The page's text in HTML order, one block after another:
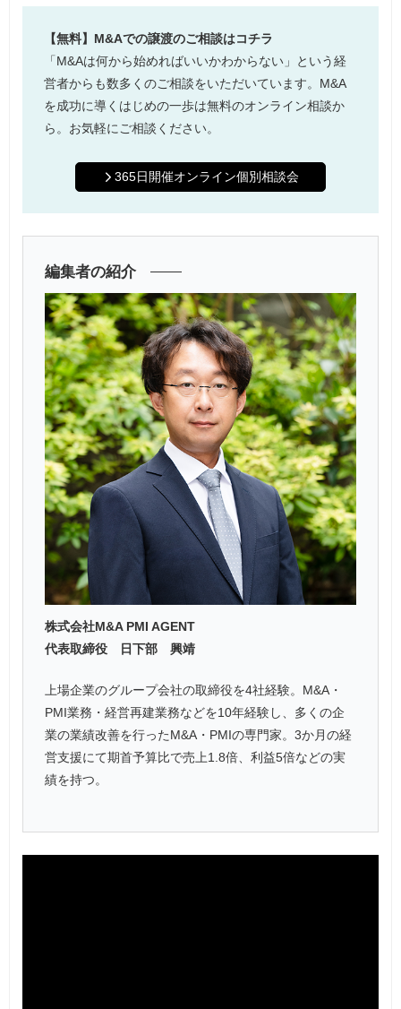
【無料】M&Aでの譲渡のご相談はコチラ
「M&Aは何から始めればいいかわからない」という経
営者からも数多くのご相談をいただいています。M&A
を成功に導くはじめの一歩は無料のオンライン相談か
ら。お気軽にご相談ください。
365日開催オンライン個別相談会
編集者の紹介
株式会社M&A PMI AGENT
代表取締役 日下部 興靖
上場企業のグループ会社の取締役を4社経験。M&A・
PMI業務・経営再建業務などを10年経験し、多くの企
業の業績改善を行ったM&A・PMIの専門家。3か月の経
営支援にて期首予算比で売上1.8倍、利益5倍などの実
績を持つ。